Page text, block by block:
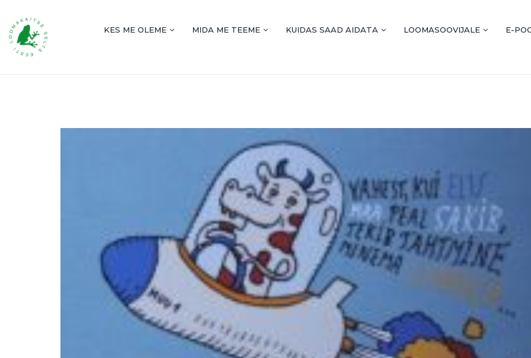
KES ME OLEME MIDA ME TEEME KUIDAS SAAD AIDATA LOOMASOOVIJALE E-